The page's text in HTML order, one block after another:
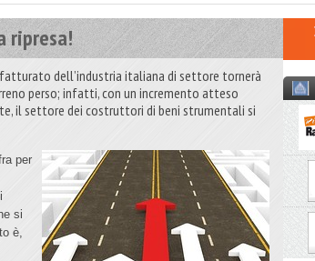
ripresa!
dell’industria italiana di settore tornerà
perso; infatti, con un incremento atteso
il settore dei costruttori di beni strumentali si
per
si
è,